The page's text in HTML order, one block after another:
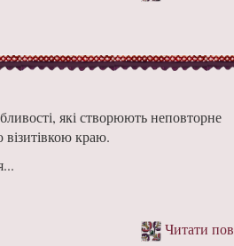
які створюють неповторне
візитівкою краю.
Читати